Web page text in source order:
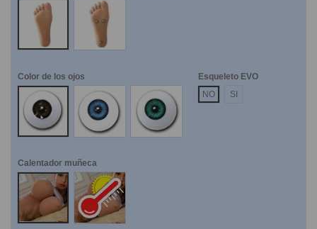
NO
SI
Color de los ojos
Marrones
Azules Verdes
Esqueleto EVO
NO
SI
Calentador muñeca
No
Si